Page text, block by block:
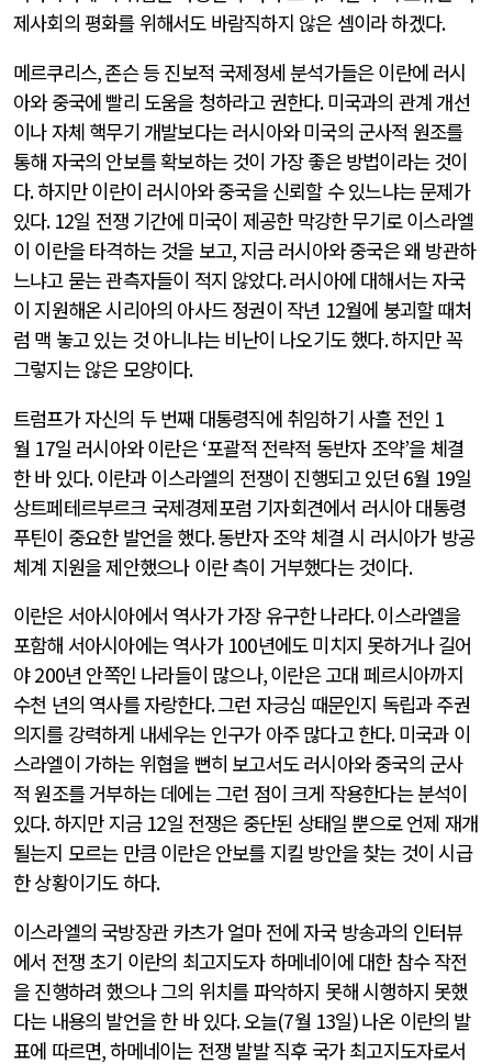
제사회의 평화를 위해서도 바람직하지 않은 셈이라 하겠다.
메르쿠리스,존슨 등 진보적 국제정세 분석가들은 이란에 러시
아와 중국에 빨리 도움을 청하라고 권한다.미국과의 관계 개선
이나 자체 핵무기 개발보다는 러시아와 미국의 군사적 원조를
통해 자국의 안보를 확보하는 것이 가장 좋은 방법이라는 것이
다.하지만 이란이 러시아와 중국을 신뢰할 수 있느냐는 문제가
있다. 12일 전쟁 기간에 미국이 제공한 막강한 무기로 이스라엘
이 이란을 타격하는 것을 보고, 지금 러시아와 중국은 왜 방관하
느냐고 묻는 관측자들이 적지 않았다.러시아에 대해서는 자국
이 지원해온 시리아의 아사드 정권이 작년 12월에 붕괴할 때처
럼 맥 놓고 있는 것 아니냐는 비난이 나오기도 했다.하지만 꼭
그렇지는 않은 모양이다.
트럼프가 자신의 두 번째 대통령직에 취임하기 사흘 전인 1
월 17일 러시아와 이란은‘포괄적 전략적 동반자 조약’을 체결
한 바 있다.이란과 이스라엘의 전쟁이 진행되고 있던 6월 19일
상트페테르부르크 국제경제포럼 기자회견에서 러시아 대통령
푸틴이 중요한 발언을 했다.동반자 조약 체결 시 러시아가 방공
체계 지원을 제안했으나 이란 측이 거부했다는 것이다.
이란은 서아시아에서 역사가 가장 유구한 나라다.이스라엘을
포함해 서아시아에는 역사가 100년에도 미치지 못하거나 길어
야200년 안쪽인 나라들이 많으나,이란은 고대 페르시아까지
수천 년의 역사를 자랑한다.그런 자긍심 때문인지 독립과 주권
의지를 강력하게 내세우는 인구가 아주 많다고 한다.미국과 이
스라엘이 가하는 위협을 뻔히 보고서도 러시아와 중국의 군사
적 원조를 거부하는 데에는 그런 점이 크게 작용한다는 분석이
있다.하지만 지금 12일 전쟁은 중단된 상태일 뿐으로 언제 재개
될는지 모르는 만큼 이란은 안보를 지킬 방안을 찾는 것이 시급
한 상황이기도 하다.
이스라엘의 국방장관 카츠가 얼마 전에 자국 방송과의 인터뷰
에서 전쟁 초기 이란의 최고지도자 하메네이에 대한 참수 작전
을 진행하려 했으나 그의 위치를 파악하지 못해 시행하지 못했
다는 내용의 발언을 한 바 있다.오늘(7월 13일)나온 이란의 발
표에 따르면,하메네이는 전쟁 발발 직후 국가 최고지도자로서